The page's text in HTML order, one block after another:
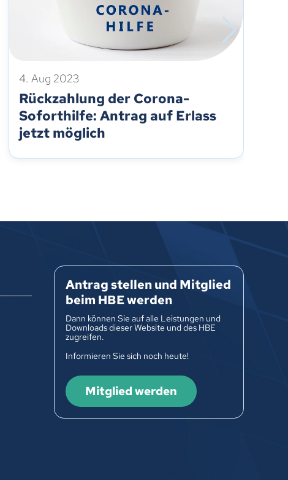
4. Aug 2023
Rückzahlung der Corona-
Soforthilfe: Antrag auf Erlass
jetzt möglich
Antrag stellen und Mitglied
beim HBE werden
Dann können Sie auf alle Leistungen und
Downloads dieser Website und des HBE
zugreifen.
Informieren Sie sich noch heute!
Mitglied werden